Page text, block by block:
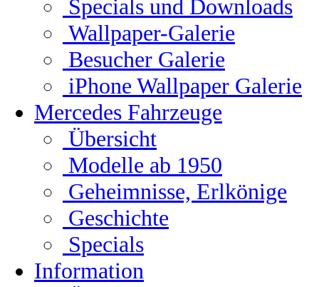
Specials und Downloads
Wallpaper-Galerie
Besucher Galerie
iPhone Wallpaper Galerie
Mercedes Fahrzeuge
Übersicht
Modelle ab 1950
Geheimnisse, Erlkönige
Geschichte
Specials
Information